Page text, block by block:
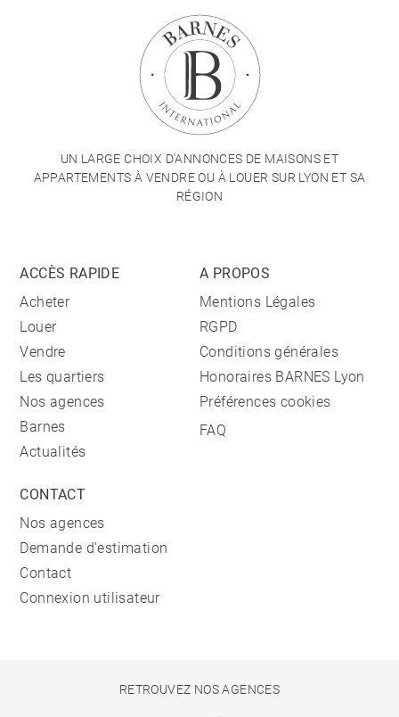
UN LARGE CHOIX D'ANNONCES DE MAISONS ET
APPARTEMENTS À VENDRE OU À LOUER SUR LYON ET SA
RÉGION
ACCÈS RAPIDE
Acheter
Louer
Vendre
Les quartiers
Nos agences
Barnes
Actualités
A PROPOS
Mentions Légales
RGPD
Conditions générales
Honoraires BARNES Lyon
Préférences cookies
FAQ
CONTACT
Nos agences
Demande d'estimation
Contact
Connexion utilisateur
RETROUVEZ NOS AGENCES